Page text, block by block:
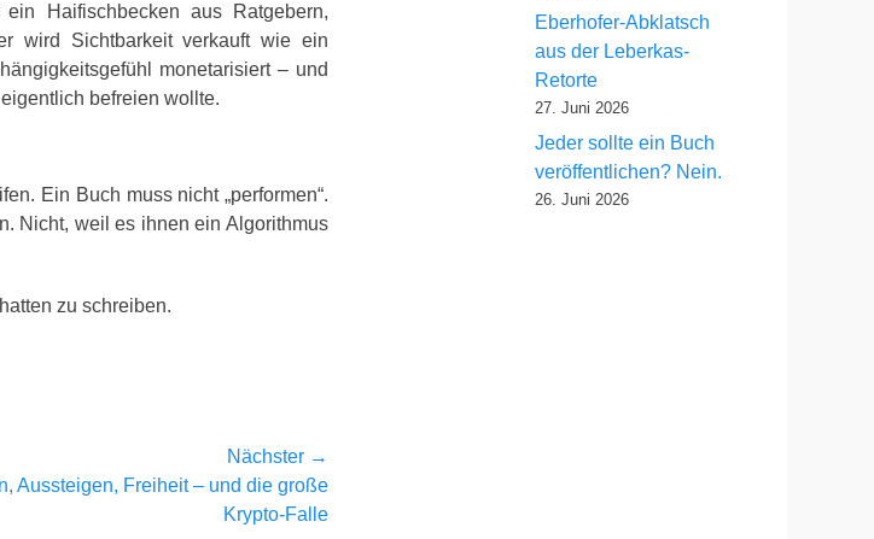
ein Haifischbecken aus Ratgebern,
wird Sichtbarkeit verkauft wie ein
monetarisiert – und
befreien wollte.
Ein Buch muss nicht „performen“.
Nicht, weil es ihnen ein Algorithmus
zu schreiben.
Nächster →
Aussteigen, Freiheit – und die große
Krypto-Falle
Eberhofer-Abklatsch
aus der Leberkas-
Retorte
27. Juni 2026
Jeder sollte ein Buch
veröffentlichen? Nein.
26. Juni 2026